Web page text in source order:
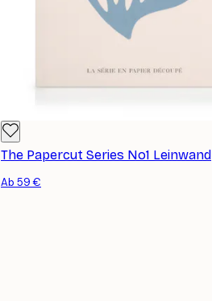
The Papercut Series No1 Leinwand
Ab 59 €